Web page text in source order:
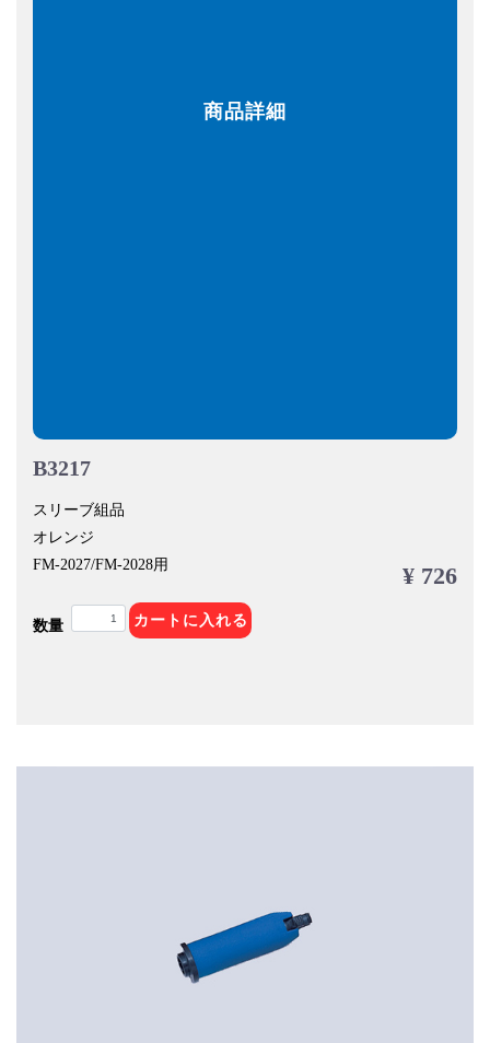
商品詳細
B3217
スリーブ組品
オレンジ
FM-2027/FM-2028用
¥ 726
数量 カートに入れる